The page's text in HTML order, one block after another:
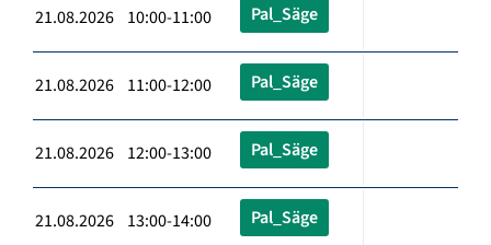
21.08.2026 10:00-11:00 Pal_Säge
21.08.2026 11:00-12:00 Pal_Säge
21.08.2026 12:00-13:00 Pal_Säge
21.08.2026 13:00-14:00 Pal_Säge